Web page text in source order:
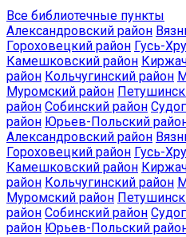
Все библиотечные пункты
Александровский район
Гороховецкий район Гусь-
Камешковский район
район Кольчугинский район
Муромский район
район Собинский район
район Юрьев-Польский
Александровский район
Гороховецкий район Гусь-
Камешковский район
район Кольчугинский район
Муромский район
район Собинский район
район Юрьев-Польский